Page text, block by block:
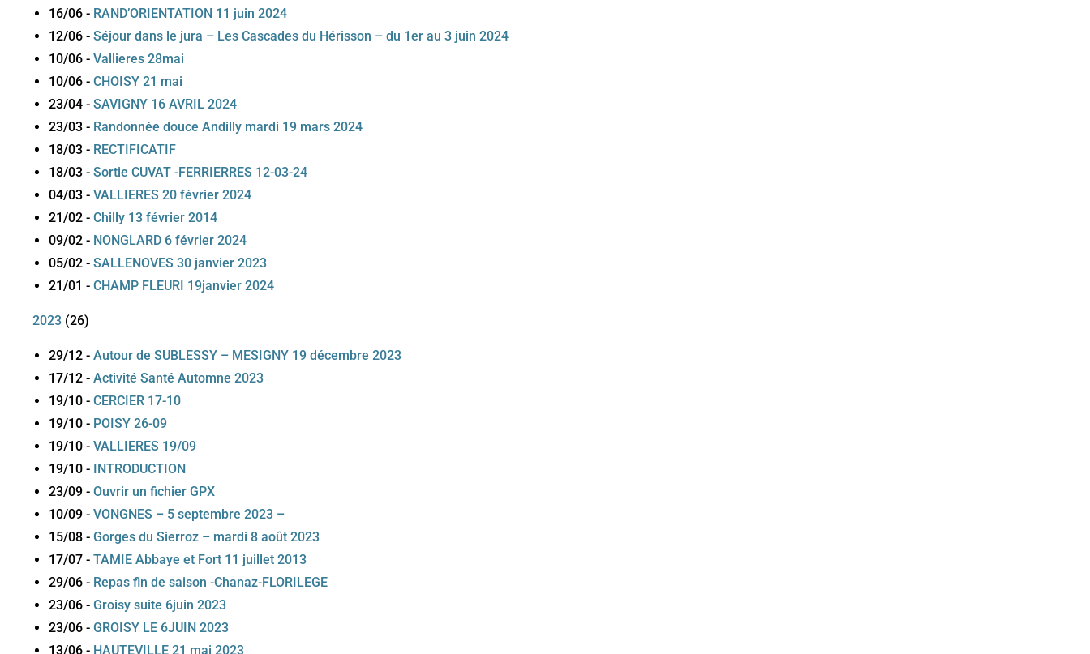
16/06 - RAND’ORIENTATION 11 juin 2024
12/06 - Séjour dans le jura – Les Cascades du Hérisson – du 1er au 3 juin 2024
10/06 - Vallieres 28mai
10/06 - CHOISY 21 mai
23/04 - SAVIGNY 16 AVRIL 2024
23/03 - Randonnée douce Andilly mardi 19 mars 2024
18/03 - RECTIFICATIF
18/03 - Sortie CUVAT -FERRIERRES 12-03-24
04/03 - VALLIERES 20 février 2024
21/02 - Chilly 13 février 2014
09/02 - NONGLARD 6 février 2024
05/02 - SALLENOVES 30 janvier 2023
21/01 - CHAMP FLEURI 19janvier 2024
2023 (26)
29/12 - Autour de SUBLESSY – MESIGNY 19 décembre 2023
17/12 - Activité Santé Automne 2023
19/10 - CERCIER 17-10
19/10 - POISY 26-09
19/10 - VALLIERES 19/09
19/10 - INTRODUCTION
23/09 - Ouvrir un fichier GPX
10/09 - VONGNES – 5 septembre 2023 –
15/08 - Gorges du Sierroz – mardi 8 août 2023
17/07 - TAMIE Abbaye et Fort 11 juillet 2013
29/06 - Repas fin de saison -Chanaz-FLORILEGE
23/06 - Groisy suite 6juin 2023
23/06 - GROISY LE 6JUIN 2023
13/06 - HAUTEVILLE 21 mai 2023